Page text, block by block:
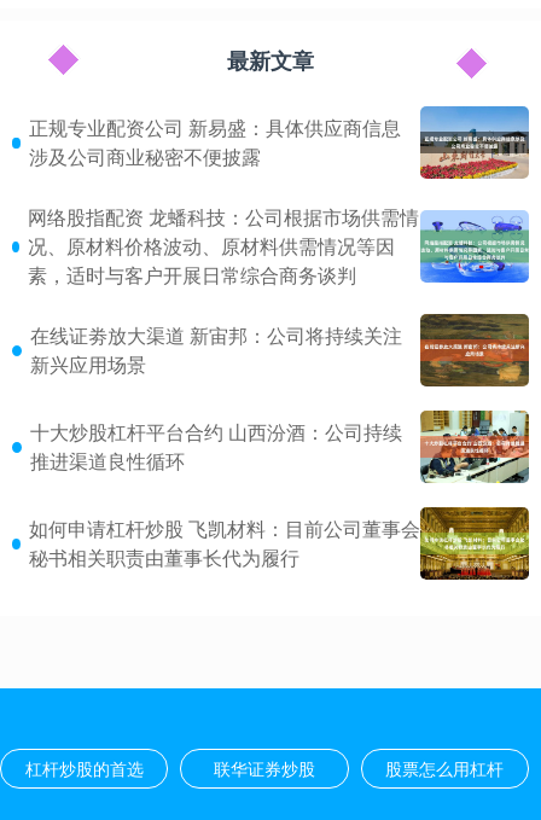
最新文章
正规专业配资公司 新易盛：具体供应商信息
涉及公司商业秘密不便披露
网络股指配资 龙蟠科技：公司根据市场供需情
况、原材料价格波动、原材料供需情况等因
素，适时与客户开展日常综合商务谈判
在线证劵放大渠道 新宙邦：公司将持续关注
新兴应用场景
十大炒股杠杆平台合约 山西汾酒：公司持续
推进渠道良性循环
如何申请杠杆炒股 飞凯材料：目前公司董事会
秘书相关职责由董事长代为履行
杠杆炒股的首选 联华证券炒股 股票怎么用杠杆